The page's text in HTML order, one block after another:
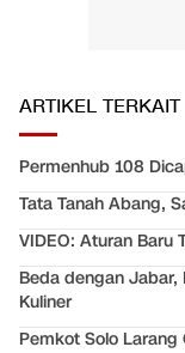
ARTIKEL TERKAIT
Permenhub 108
Tata Tanah Abang,
VIDEO: Aturan Baru
Beda dengan Jabar,
Kuliner
Pemkot Solo Larang